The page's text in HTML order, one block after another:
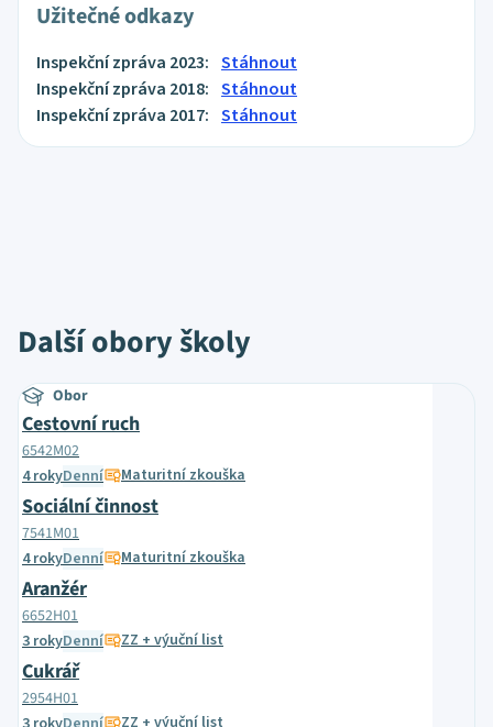
Užitečné odkazy
Inspekční zpráva 2023: Stáhnout
Inspekční zpráva 2018: Stáhnout
Inspekční zpráva 2017: Stáhnout
Další obory školy
Obor
Cestovní ruch
6542M02
4 rokyDenní Maturitní zkouška
Sociální činnost
7541M01
4 rokyDenní Maturitní zkouška
Aranžér
6652H01
3 rokyDenní ZZ + výuční list
Cukrář
2954H01
ZZ + výuční list